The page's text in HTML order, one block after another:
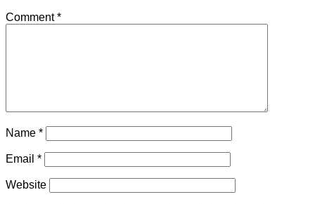
Comment*
Name *
Email *
Website